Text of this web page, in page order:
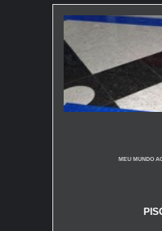
MEU MUNDO